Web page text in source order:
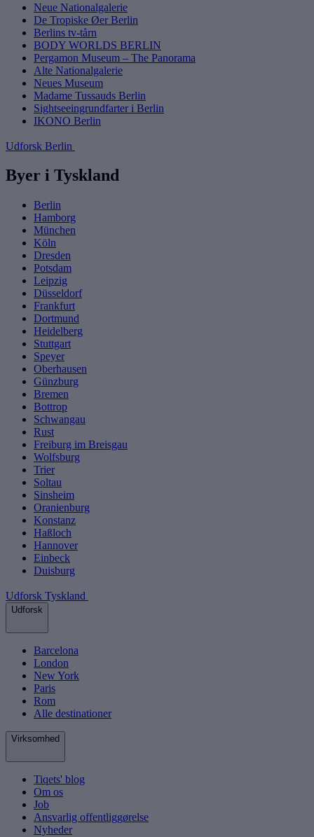
Neue Nationalgalerie
De Tropiske Øer Berlin
Berlins tv-tårn
BODY WORLDS BERLIN
Pergamon Museum – The Panorama
Alte Nationalgalerie
Neues Museum
Madame Tussauds Berlin
Sightseeingrundfarter i Berlin
IKONO Berlin
Udforsk Berlin
Byer i Tyskland
Berlin
Hamborg
München
Köln
Dresden
Potsdam
Leipzig
Düsseldorf
Frankfurt
Dortmund
Heidelberg
Stuttgart
Speyer
Oberhausen
Günzburg
Bremen
Bottrop
Schwangau
Rust
Freiburg im Breisgau
Wolfsburg
Trier
Soltau
Sinsheim
Oranienburg
Konstanz
Haßloch
Hannover
Einbeck
Duisburg
Udforsk Tyskland
Udforsk
Barcelona
London
New York
Paris
Rom
Alle destinationer
Virksomhed
Tiqets' blog
Om os
Job
Ansvarlig offentliggørelse
Nyheder